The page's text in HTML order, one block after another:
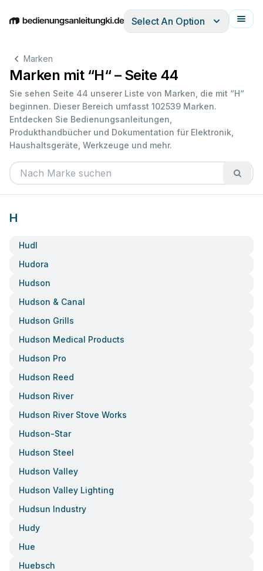
EnglishDeutschEspañolItalianoFrançais
Select An Option
Marken
Marken mit “H“ – Seite 44
Sie sehen Seite 44 unserer Liste von Marken, die mit “H“
beginnen. Dieser Bereich umfasst 102539 Marken.
Entdecken Sie Bedienungsanleitungen,
Produkthandbücher und Dokumentation für Elektronik,
Haushaltsgeräte, Werkzeuge und mehr.
H
Hudl
Hudora
Hudson
Hudson & Canal
Hudson Grills
Hudson Medical Products
Hudson Pro
Hudson Reed
Hudson River
Hudson River Stove Works
Hudson-Star
Hudson Steel
Hudson Valley
Hudson Valley Lighting
Hudsun Industry
Hudy
Hue
Huebsch